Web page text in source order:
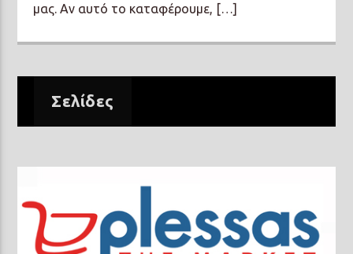
μας. Αν αυτό το καταφέρουμε, […]
Σελίδες